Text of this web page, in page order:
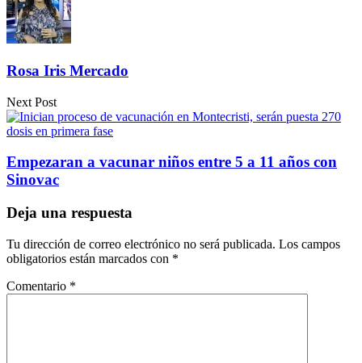
Rosa Iris Mercado
Next Post
Empezaran a vacunar niños entre 5 a 11 años con
Sinovac
Deja una respuesta
Tu dirección de correo electrónico no será publicada. Los campos
obligatorios están marcados con *
Comentario *